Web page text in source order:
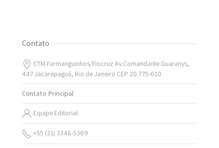
Contato
CTM Farmanguinhos/Fiocruz Av.Comandante Guaranys,
447 Jacarepaguá, Rio de Janeiro CEP 20.775-610
Contato Principal
Equipe Editorial
+55 (21) 3348-5369